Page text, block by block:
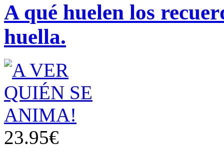
A qué huelen los
huella.
23.95€